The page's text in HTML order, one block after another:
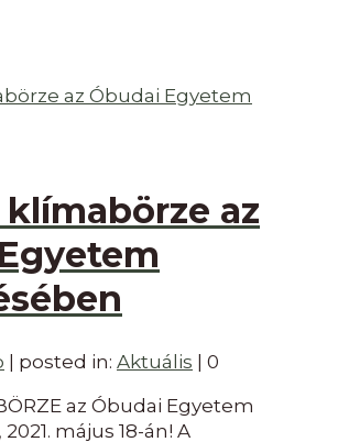
klímabörze az
posted in: Aktuális
0
az Óbudai Egyetem
május 18-án! A